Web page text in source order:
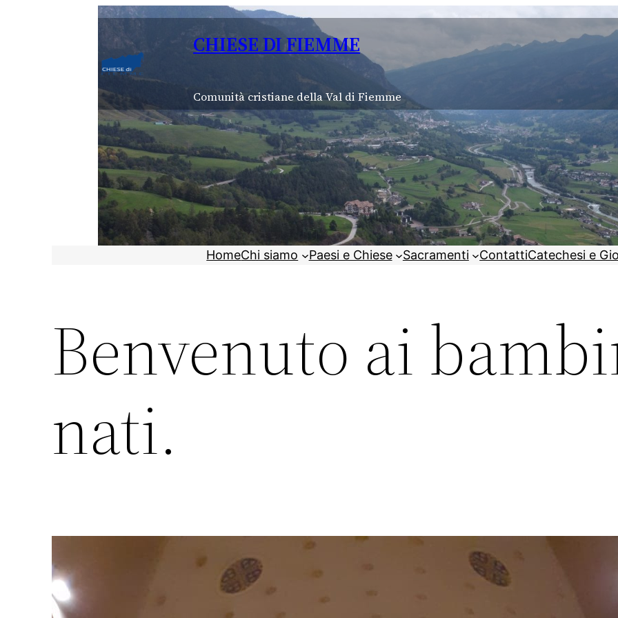
CHIESE DI FIEMME
Comunità cristiane della Val di Fiemme
HomeChi siamo Paesi e Chiese Sacramenti ContattiCatechesi e
Benvenuto ai
nati.